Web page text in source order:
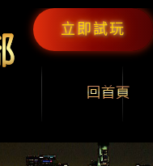
立即試玩